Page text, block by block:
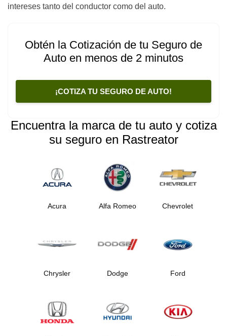
intereses tanto del conductor como del auto.
Obtén la Cotización de tu Seguro de
Auto en menos de 2 minutos
¡COTIZA TU SEGURO DE AUTO!
Encuentra la marca de tu auto y cotiza
su seguro en Rastreator
Acura Alfa Romeo Chevrolet
Chrysler Dodge Ford